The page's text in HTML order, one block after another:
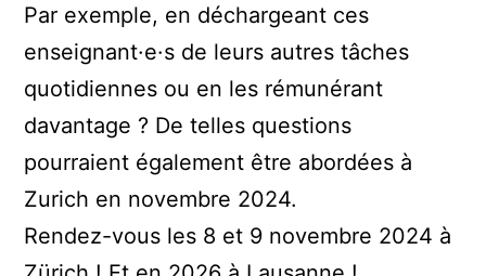
Par exemple, en déchargeant ces
enseignant·e·s de leurs autres tâches
quotidiennes ou en les rémunérant
davantage ? De telles questions
pourraient également être abordées à
Zurich en novembre 2024.
Rendez-vous les 8 et 9 novembre 2024 à